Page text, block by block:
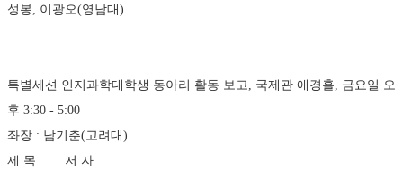
성봉, 이광오(영남대)
특별세션 인지과학대학생 동아리 활동 보고, 국제관 애경홀, 금요일 오
후 3:30 - 5:00
좌장 : 남기춘(고려대)
제 목	저 자